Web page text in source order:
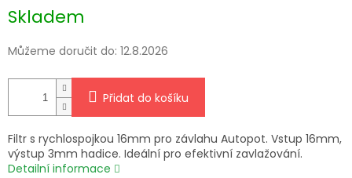
cena:
Skladem
Můžeme doručit do: 12.8.2026
Přidat do košíku
Filtr s rychlospojkou 16mm pro závlahu Autopot. Vstup 16mm,
výstup 3mm hadice. Ideální pro efektivní zavlažování.
Detailní informace